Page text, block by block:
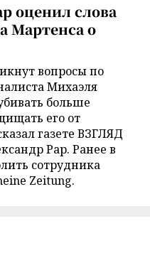
оценил слова
Мартенса о
вопросы по
Михаэля
больше
его от
газете ВЗГЛЯД
Рар. Ранее в
сотрудника
Zeitung.